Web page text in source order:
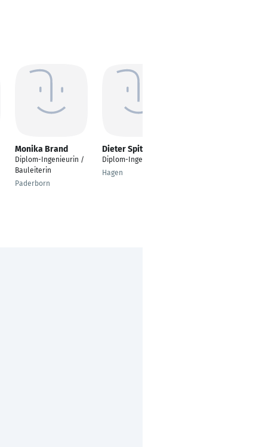
Monika Brand
Diplom-Ingenieurin /
Bauleiterin
Paderborn
Dieter Spitzlay
Diplom-Ingenieur
Hagen